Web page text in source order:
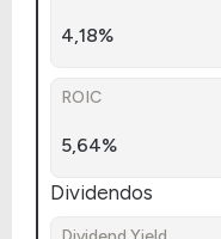
4,18%
ROIC
5,64%
Dividendos